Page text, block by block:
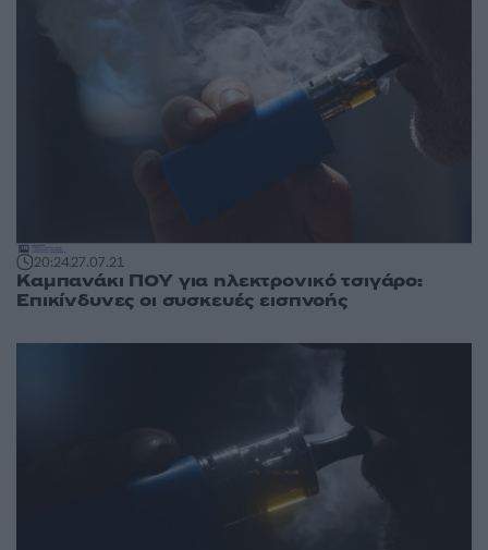
20:2427.07.21
Καμπανάκι ΠΟΥ για ηλεκτρονικό τσιγάρο:
Επικίνδυνες οι συσκευές εισπνοής